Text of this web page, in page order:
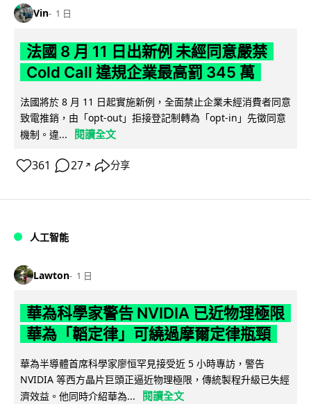
Vin 1 日
法國 8 月 11 日出新例 未經同意嚴禁
Cold Call 違規企業最高罰 345 萬
法國將於 8 月 11 日起實施新例，全面禁止企業未經消費者同意
致電推銷，由「opt-out」拒接登記制轉為「opt-in」先徵同意
機制。違...
閱讀全文
361 27 ↗ 分享
人工智能
Lawton 1 日
華為科學家警告 NVIDIA 已近物理極限
華為「韜定律」可繞過摩爾定律瓶頸
華為半導體首席科學家廖恒罕見接受近 5 小時專訪，警告
NVIDIA 等西方晶片巨頭正逼近物理極限，傳統製程升級已失經
濟效益。他同時介紹華為...
閱讀全文